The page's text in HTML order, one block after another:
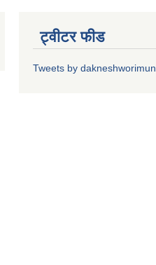
ट्वीटर फीड
Tweets by dakneshworimun